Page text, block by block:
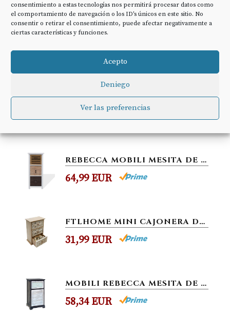
consentimiento a estas tecnologías nos permitirá procesar datos como
el comportamiento de navegación o los ID's únicos en este sitio. No
consentir o retirar el consentimiento, puede afectar negativamente a
ciertas características y funciones.
Acepto
Deniego
Ver las preferencias
REBECCA MOBILI CAJONERA PEQUEÑA, MUEBLE AUXILIAR BAÑO, 4 CAJONES BLANCO, MADERA DE PAULONIA, SHABBY CHIC, PARA...
REBECCA MOBILI APARADOR BLANCO, BAÚL BLANCO, 3 CAJONES MULTICOLOR 2 PUERTAS, MADERA DE PAULOWNIA, ESTILO SHABBY, PARA...
121,99 EUR
REBECCA MOBILI MESITA DE NOCHE CON 3 CAJONES, CÓMODA PEQUEÑA, MADERA DE PAULONIA, BLANCO BEIGE MARRÓN, ESTILO RETRO...
64,99 EUR
FTLHOME MINI CAJONERA DE MADERA MANDALA JOYERO BLANCO MARRÓN RETRO SHABBY VINTAGE ARMARIO CON 3 CAJONES 16,2 X 9,9 X...
31,99 EUR
MOBILI REBECCA MESITA DE NOCHE CAJONERA 1 PUERTA 1 CAJON MADERA BLANCO GRIS MARRON DESIGN RETRO DECORACIÓN DORMITORIO...
58,34 EUR